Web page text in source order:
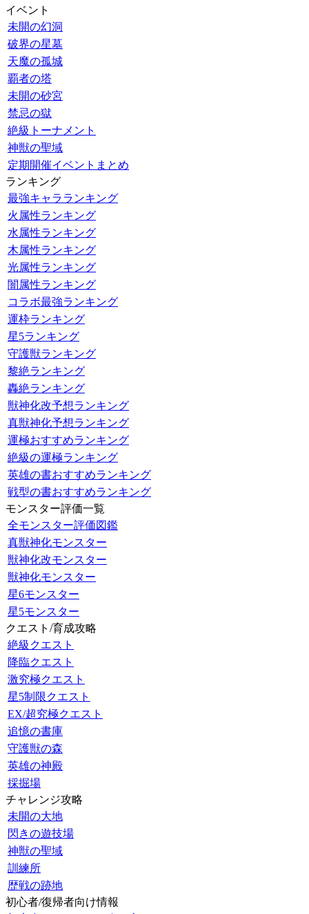
イベント
未開の幻洞
破界の星墓
天魔の孤城
覇者の塔
未開の砂宮
禁忌の獄
絶級トーナメント
神獣の聖域
定期開催イベントまとめ
ランキング
最強キャラランキング
火属性ランキング
水属性ランキング
木属性ランキング
光属性ランキング
闇属性ランキング
コラボ最強ランキング
運枠ランキング
星5ランキング
守護獣ランキング
黎絶ランキング
轟絶ランキング
獣神化改予想ランキング
真獣神化予想ランキング
運極おすすめランキング
絶級の運極ランキング
英雄の書おすすめランキング
戦型の書おすすめランキング
モンスター評価一覧
全モンスター評価図鑑
真獣神化モンスター
獣神化改モンスター
獣神化モンスター
星6モンスター
星5モンスター
クエスト/育成攻略
絶級クエスト
降臨クエスト
激究極クエスト
星5制限クエスト
EX/超究極クエスト
追憶の書庫
守護獣の森
英雄の神殿
採掘場
チャレンジ攻略
未開の大地
閃きの遊技場
神獣の聖域
訓練所
歴戦の跡地
初心者/復帰者向け情報